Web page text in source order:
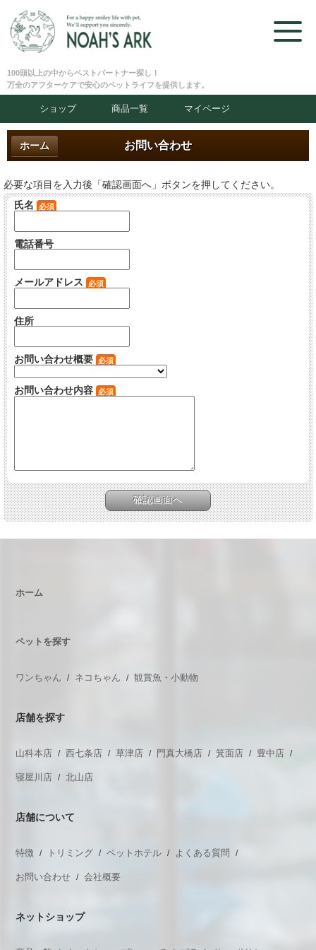
100頭以上の中からベストパートナー探し！
万全のアフターケアで安心のペットライフを提供します。
ショップ 商品一覧 マイページ
お問い合わせ
ホーム
必要な項目を入力後「確認画面へ」ボタンを押してください。
氏名
必須
電話番号
メールアドレス 必須
住所
お問い合わせ概要 必須
お問い合わせ内容 必須
ホーム
ペットを探す
ワンちゃん ネコちゃん 観賞魚・小動物
店舗を探す
山科本店 西七条店 草津店 門真大橋店 箕面店 豊中店
寝屋川店 北山店
店舗について
特徴 トリミング ペットホテル よくある質問
お問い合わせ 会社概要
ネットショップ